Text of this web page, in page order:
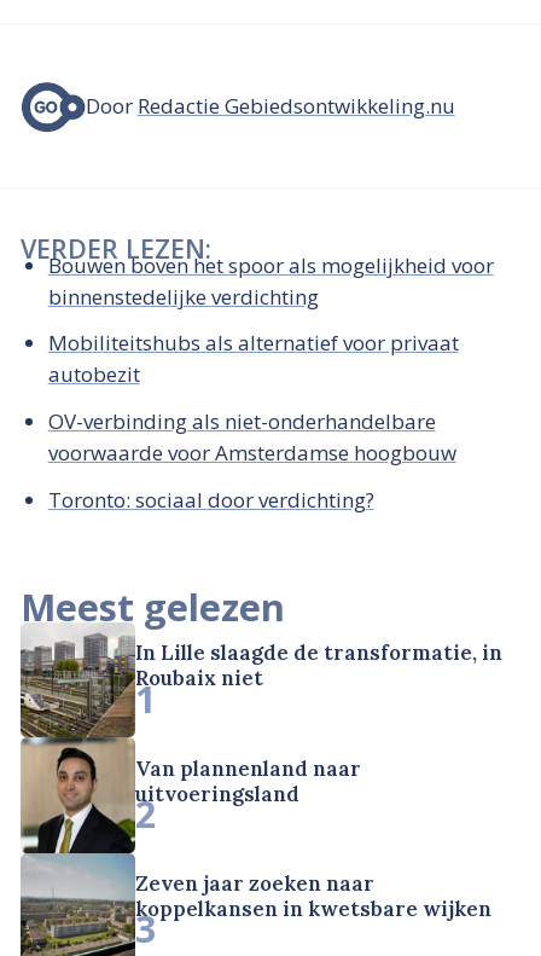
Door Redactie Gebiedsontwikkeling.nu
VERDER LEZEN:
Bouwen boven het spoor als mogelijkheid voor
binnenstedelijke verdichting
Mobiliteitshubs als alternatief voor privaat
autobezit
OV-verbinding als niet-onderhandelbare
voorwaarde voor Amsterdamse hoogbouw
Toronto: sociaal door verdichting?
Meest gelezen
In Lille slaagde de transformatie, in
Roubaix niet
1
Van plannenland naar
uitvoeringsland
2
Zeven jaar zoeken naar
koppelkansen in kwetsbare wijken
3